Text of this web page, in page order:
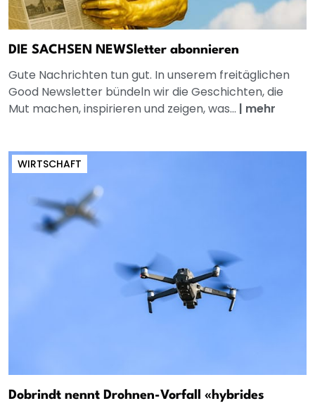
DIE SACHSEN NEWSletter abonnieren
Gute Nachrichten tun gut. In unserem freitäglichen
Good Newsletter bündeln wir die Geschichten, die
Mut machen, inspirieren und zeigen, was... | mehr
WIRTSCHAFT
Dobrindt nennt Drohnen-Vorfall «hybrides